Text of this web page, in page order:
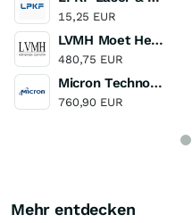
15,25 EUR
LVMH Moet Hennessy Louis Vuitton
480,75 EUR
Micron Technology
760,90 EUR
Mehr entdecken